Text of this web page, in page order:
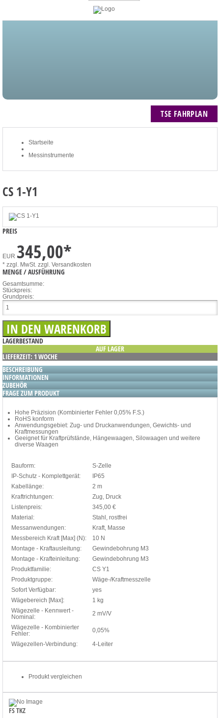
TSE FAHRPLAN
Startseite
Messinstrumente
CS 1-Y1
PREIS
EUR 345,00*
* zzgl. MwSt. zzgl. Versandkosten
MENGE / AUSFÜHRUNG
Gesamtsumme:
Stückpreis:
Grundpreis:
LAGERBESTAND
AUF LAGER
LIEFERZEIT: 1 WOCHE
BESCHREIBUNG
INFORMATIONEN
ZUBEHÖR
FRAGE ZUM PRODUKT
Hohe Präzision (Kombinierter Fehler 0,05% F.S.)
RoHS konform
Anwendungsgebiet: Zug- und Druckanwendungen, Gewichts- und
Kraftmessungen
Geeignet für Kraftprüfstände, Hängewaagen, Silowaagen und weitere
diverse Waagen
Bauform:
S-Zelle
IP-Schutz - Komplettgerät:
IP65
Kabellänge:
2 m
Kraftrichtungen:
Zug, Druck
Listenpreis:
345,00 €
Material:
Stahl, rostfrei
Messanwendungen:
Kraft, Masse
Messbereich Kraft [Max] (N):
10 N
Montage - Kraftausleitung:
Gewindebohrung M3
Montage - Krafteinleitung:
Gewindebohrung M3
Produktfamilie:
CS Y1
Produktgruppe:
Wäge-/Kraftmesszelle
Sofort Verfügbar:
yes
Wägebereich [Max]:
1 kg
Wägezelle - Kennwert -
Nominal:
2 mV/V
Wägezelle - Kombinierter
Fehler:
0,05%
Wägezellen-Verbindung:
4-Leiter
Produkt vergleichen
FS TKZ